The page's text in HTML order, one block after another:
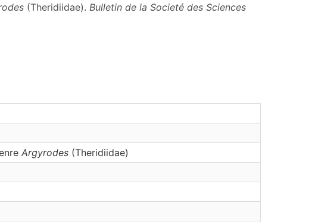
(Theridiidae). Bulletin de la Societé des Sciences
Argyrodes (Theridiidae)